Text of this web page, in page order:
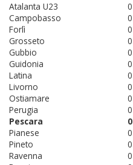
0
Atalanta U23
0
Campobasso
0
Forlì
0
Grosseto
0
Gubbio
0
Guidonia
0
Latina
0
Livorno
0
Ostiamare
0
Perugia
0
Pescara
0
Pianese
0
Pineto
0
Ravenna